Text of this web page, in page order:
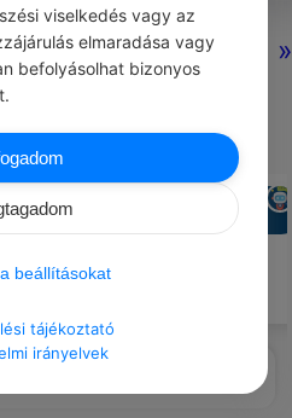
»
0 350
JÓCSELEKEDET
CHATGPT
Ajánlj fel egy rövid masszázst
viselkedés vagy az
elmaradása vagy
befolyásolhat bizonyos
beállításokat
tájékoztató
irányelvek